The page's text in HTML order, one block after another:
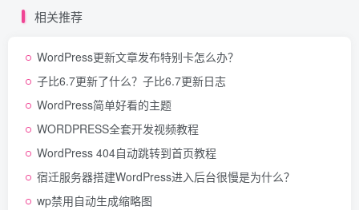
相关推荐
WordPress更新文章发布特别卡怎么办？
子比6.7更新了什么？子比6.7更新日志
WordPress简单好看的主题
WORDPRESS全套开发视频教程
WordPress 404自动跳转到首页教程
宿迁服务器搭建WordPress进入后台很慢是为什么？
wp禁用自动生成缩略图